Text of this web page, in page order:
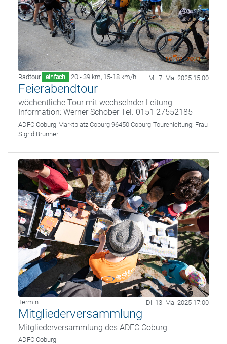
Radtour einfach 20 - 39 km, 15-18 km/h Mi. 7. Mai 2025 15:00
Feierabendtour
wöchentliche Tour mit wechselnder Leitung
Information: Werner Schober Tel. 0151 27552185
ADFC Coburg Marktplatz Coburg 96450 Coburg Tourenleitung: Frau
Sigrid Brunner
Termin Di. 13. Mai 2025 17:00
Mitgliederversammlung
Mitgliederversammlung des ADFC Coburg
ADFC Coburg